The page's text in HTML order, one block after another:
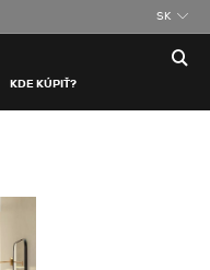
SK
KDE KÚPIŤ?